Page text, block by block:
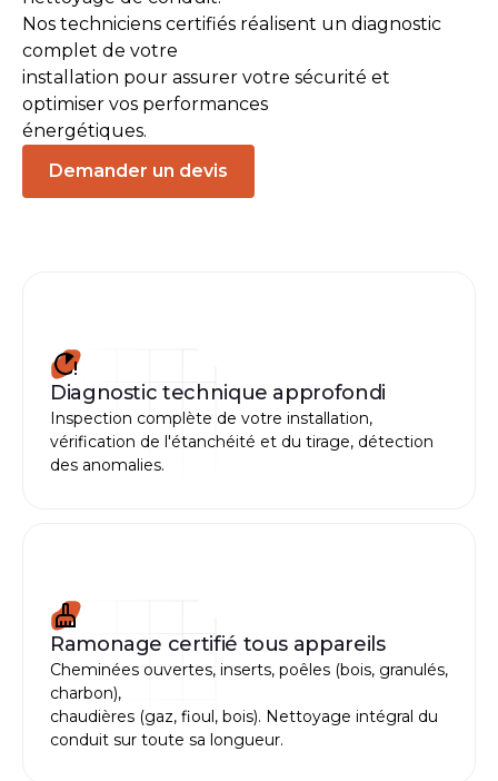
Nos techniciens certifiés réalisent un diagnostic
complet de votre
installation pour assurer votre sécurité et
optimiser vos performances
énergétiques.
Demander un devis
Diagnostic technique approfondi
Inspection complète de votre installation,
vérification de l'étanchéité et du tirage, détection
des anomalies.
Ramonage certifié tous appareils
Cheminées ouvertes, inserts, poêles (bois, granulés,
charbon),
chaudières (gaz, fioul, bois). Nettoyage intégral du
conduit sur toute sa longueur.